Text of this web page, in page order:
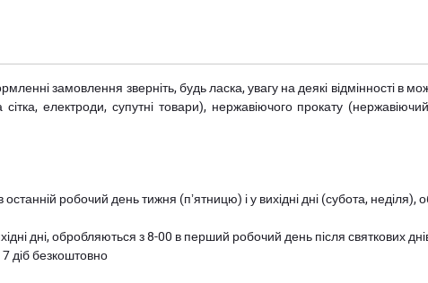
замовлення зверніть, будь ласка, увагу на деякі відмінності в
сітка, електроди, супутні товари), нержавіючого прокату
останній робочий день тижня (пʼятницю) і у вихідні дні (субота,
дні, обробляються з 8-00 в перший робочий день після святкових
діб безкоштовно